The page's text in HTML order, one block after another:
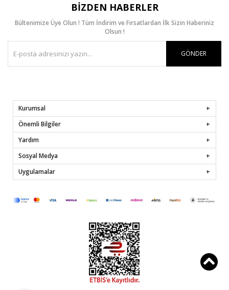
BIZDEN HABERLER
Bültenimize Üye Olun ! Tüm İndirim ve Fırsatlardan İlk Sizin Haberiniz
Olsun !
GÖNDER
Kurumsal
Önemli Bilgiler
Yardım
Sosyal Medya
Uygulamalar